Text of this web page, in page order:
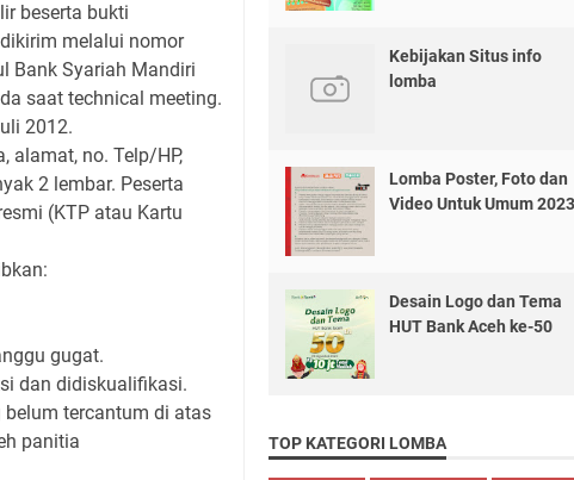
beserta bukti
melalui nomor
Bank Syariah Mandiri
saat technical meeting.
2012.
alamat, no. Telp/HP,
2 lembar. Peserta
(KTP atau Kartu
gugat.
dan didiskualifikasi.
tercantum di atas
panitia
Kebijakan Situs info
lomba
Lomba Poster, Foto dan
Video Untuk Umum 2023
Desain Logo dan Tema
HUT Bank Aceh ke-50
TOP KATEGORI LOMBA